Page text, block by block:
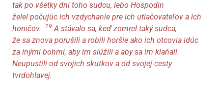
tak po všetky dni toho sudcu, lebo Hospodin
želel počujúc ich vzdychanie pre ich utlačovateľov a ich
honičov.
19 A stávalo sa, keď zomrel takýsudca,
že sa znova porušili a robili horšie ako ich otcovia idúc
za inými bohmi, aby im slúžili a aby sa im klaňali.
Neupustili od svojich skutkov a od svojej cesty
tvrdohlavej.